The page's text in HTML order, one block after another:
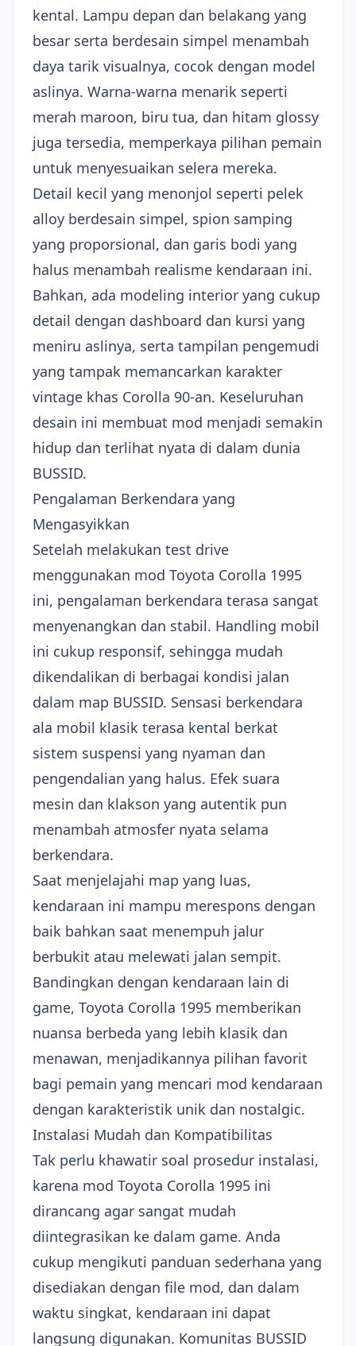
kental. Lampu depan dan belakang yang
besar serta berdesain simpel menambah
daya tarik visualnya, cocok dengan model
aslinya. Warna-warna menarik seperti
merah maroon, biru tua, dan hitam glossy
juga tersedia, memperkaya pilihan pemain
untuk menyesuaikan selera mereka.
Detail kecil yang menonjol seperti pelek
alloy berdesain simpel, spion samping
yang proporsional, dan garis bodi yang
halus menambah realisme kendaraan ini.
Bahkan, ada modeling interior yang cukup
detail dengan dashboard dan kursi yang
meniru aslinya, serta tampilan pengemudi
yang tampak memancarkan karakter
vintage khas Corolla 90-an. Keseluruhan
desain ini membuat mod menjadi semakin
hidup dan terlihat nyata di dalam dunia
BUSSID.
Pengalaman Berkendara yang
Mengasyikkan
Setelah melakukan test drive
menggunakan mod Toyota Corolla 1995
ini, pengalaman berkendara terasa sangat
menyenangkan dan stabil. Handling mobil
ini cukup responsif, sehingga mudah
dikendalikan di berbagai kondisi jalan
dalam map BUSSID. Sensasi berkendara
ala mobil klasik terasa kental berkat
sistem suspensi yang nyaman dan
pengendalian yang halus. Efek suara
mesin dan klakson yang autentik pun
menambah atmosfer nyata selama
berkendara.
Saat menjelajahi map yang luas,
kendaraan ini mampu merespons dengan
baik bahkan saat menempuh jalur
berbukit atau melewati jalan sempit.
Bandingkan dengan kendaraan lain di
game, Toyota Corolla 1995 memberikan
nuansa berbeda yang lebih klasik dan
menawan, menjadikannya pilihan favorit
bagi pemain yang mencari mod kendaraan
dengan karakteristik unik dan nostalgic.
Instalasi Mudah dan Kompatibilitas
Tak perlu khawatir soal prosedur instalasi,
karena mod Toyota Corolla 1995 ini
dirancang agar sangat mudah
diintegrasikan ke dalam game. Anda
cukup mengikuti panduan sederhana yang
disediakan dengan file mod, dan dalam
waktu singkat, kendaraan ini dapat
langsung digunakan. Komunitas BUSSID